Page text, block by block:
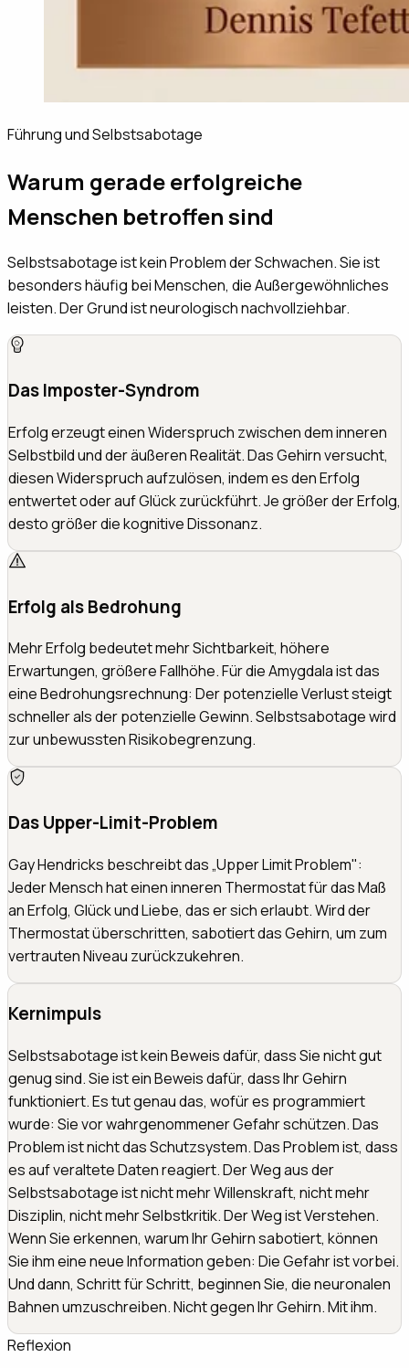
Führung und Selbstsabotage
Warum gerade erfolgreiche
Menschen betroffen sind
Selbstsabotage ist kein Problem der Schwachen. Sie ist
besonders häufig bei Menschen, die Außergewöhnliches
leisten. Der Grund ist neurologisch nachvollziehbar.
Das Imposter-Syndrom
Erfolg erzeugt einen Widerspruch zwischen dem inneren
Selbstbild und der äußeren Realität. Das Gehirn versucht,
diesen Widerspruch aufzulösen, indem es den Erfolg
entwertet oder auf Glück zurückführt. Je größer der Erfolg,
desto größer die kognitive Dissonanz.
Erfolg als Bedrohung
Mehr Erfolg bedeutet mehr Sichtbarkeit, höhere
Erwartungen, größere Fallhöhe. Für die Amygdala ist das
eine Bedrohungsrechnung: Der potenzielle Verlust steigt
schneller als der potenzielle Gewinn. Selbstsabotage wird
zur unbewussten Risikobegrenzung.
Das Upper-Limit-Problem
Gay Hendricks beschreibt das „Upper Limit Problem":
Jeder Mensch hat einen inneren Thermostat für das Maß
an Erfolg, Glück und Liebe, das er sich erlaubt. Wird der
Thermostat überschritten, sabotiert das Gehirn, um zum
vertrauten Niveau zurückzukehren.
Kernimpuls
Selbstsabotage ist kein Beweis dafür, dass Sie nicht gut
genug sind. Sie ist ein Beweis dafür, dass Ihr Gehirn
funktioniert. Es tut genau das, wofür es programmiert
wurde: Sie vor wahrgenommener Gefahr schützen. Das
Problem ist nicht das Schutzsystem. Das Problem ist, dass
es auf veraltete Daten reagiert. Der Weg aus der
Selbstsabotage ist nicht mehr Willenskraft, nicht mehr
Disziplin, nicht mehr Selbstkritik. Der Weg ist Verstehen.
Wenn Sie erkennen, warum Ihr Gehirn sabotiert, können
Sie ihm eine neue Information geben: Die Gefahr ist vorbei.
Und dann, Schritt für Schritt, beginnen Sie, die neuronalen
Bahnen umzuschreiben. Nicht gegen Ihr Gehirn. Mit ihm.
Reflexion